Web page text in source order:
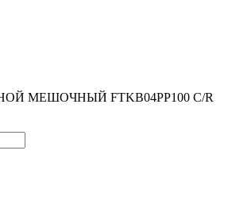
МЕШОЧНЫЙ FTKB04PP100 С/R